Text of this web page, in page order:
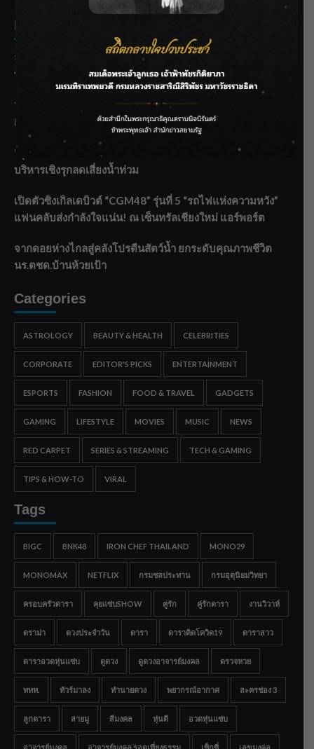
Recent Posts
ลุยไม่หยุด!! กรมชลฯ เร่งเคลียร์ผักตบชวา-ติดตั้งเครื่องสูบน้ำ
ทั่วไทย
“BILLKIN” สร้างความภาคภูมิใจ คว้ารางวัลใหญ่ Weibo
Malaysia พร้อมโชว์สุดประทับใจ
“สุริยะ” สั่งกรมชลฯ เฝ้าระวังน้ำ 24 ชม. รับมือฝนสิงหาคม
บริหารเชิงรุกลดเสี่ยงน้ำท่วม
เปิดตัวซิงเกิลเดบิวต์ “CGM48” รุ่นที่ 5 “รถไฟแห่งความหวัง”
แฟนคลับส่งกำลังใจแน่น! ณ เซ็นทรัลเชียงใหม่ แอร์พอร์ต
จากดอยห่างไกลสู่คลังโปรตีนสัตว์น้ำ ยกระดับคุณภาพชีวิต
นร.ตชด.บ้านห้วยเป้า
Categories
ASTROLOGY BEAUTY & HEALTH CELEBRITIES
CORPORATE EDITOR'S PICKS ENTERTAINMENT
ESPORTS FASHION FOOD & TRAVEL GADGETS
GAMING LIFESTYLE MOVIES MUSIC NEWS
RED CARPET SERIES & STREAMING TECH & GAMING
TIPS & HOW-TO VIRAL
Tags
BIGC BNK48 IRON CHEF THAILAND MONO29
MONOMAX NETFLIX กรมชลประทาน กรมอุตุนิยมวิทยา
ครอบครัวดารา คุยแซ่บSHOW คู่รัก คู่รักดารา งานวิวาห์
ดราม่า ดวงประจำวัน ดารา ดาราติดโควิด19 ดาราสาว
ดาราอวดหุ่นแซ่บ ดูดวง ดูดวงอาจารย์มงคล ตรวจหวย
ททท. ทัวร์มาลง ทำนายดวง พยากรณ์อากาศ ละครช่อง 3
ลูกดารา สายมู สีมงคล หุ่นดี อวดหุ่นแซ่บ